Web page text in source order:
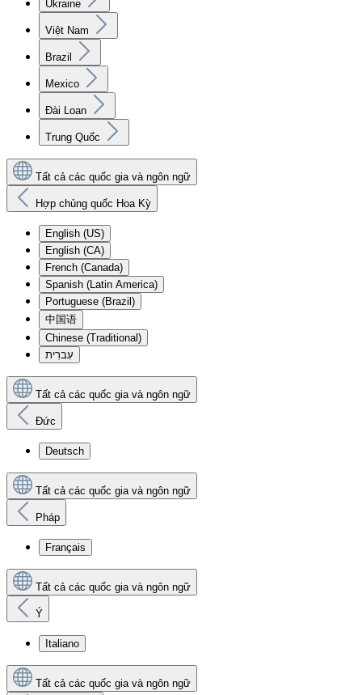
Ukraine
Việt Nam
Brazil
Mexico
Đài Loan
Trung Quốc
Tất cả các quốc gia và ngôn ngữ
Hợp chủng quốc Hoa Kỳ
English (US)
English (CA)
French (Canada)
Spanish (Latin America)
Portuguese (Brazil)
中国语
Chinese (Traditional)
עִברִית
Tất cả các quốc gia và ngôn ngữ
Đức
Deutsch
Tất cả các quốc gia và ngôn ngữ
Pháp
Français
Tất cả các quốc gia và ngôn ngữ
Ý
Italiano
Tất cả các quốc gia và ngôn ngữ